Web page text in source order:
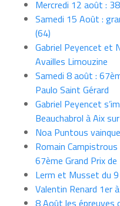
Mercredi 12 août :
Samedi 15 Août :
(64)
Gabriel Peyencet et
Availles Limouzine
Samedi 8 août :
Paulo Saint Gérard
Gabriel Peyencet
Beauchabrol à Aix
Noa Puntous
Romain
67ème Grand Prix de
Lerm et Musset du
Valentin Renard 1er
8 Août les épreuves